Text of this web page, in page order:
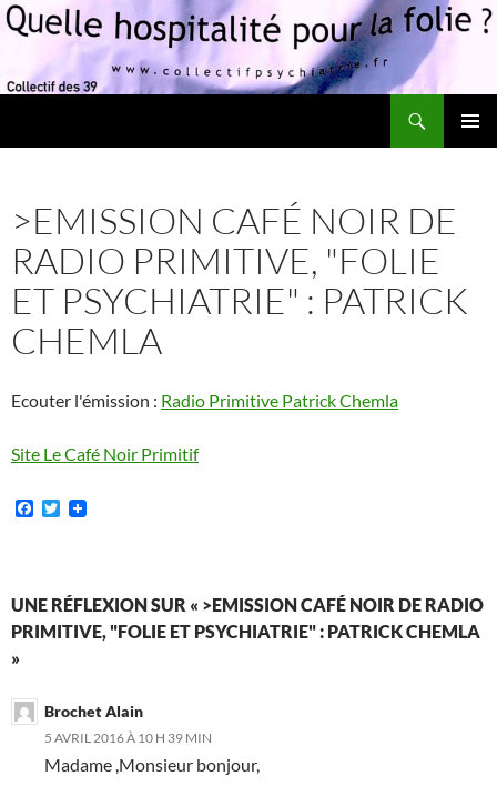
>EMISSION CAFÉ NOIR DE
RADIO PRIMITIVE, "FOLIE
ET PSYCHIATRIE" : PATRICK
CHEMLA
Ecouter l'émission : Radio Primitive Patrick Chemla
Site Le Café Noir Primitif
F
o
o
k
T
e
r
UNE RÉFLEXION SUR « >EMISSION CAFÉ NOIR DE RADIO
PRIMITIVE, "FOLIE ET PSYCHIATRIE" : PATRICK CHEMLA
»
Brochet Alain
5 AVRIL 2016 À 10 H 39 MIN
Madame ,Monsieur bonjour,